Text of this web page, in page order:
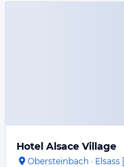
Hotel Alsace Village
Obersteinbach · Elsass